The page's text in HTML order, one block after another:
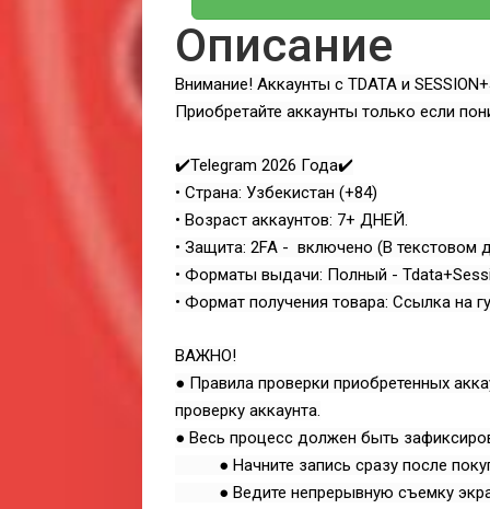
Описание
Внимание! Аккаунты с TDATA и
Приобретайте аккаунты только если
✔️Telegram 2026 Года✔️
• Страна: Узбекистан (+84)
• Возраст аккаунтов: 7+ ДНЕЙ.
• Защита: 2FA - включено (В текстовом
• Форматы выдачи: Полный -
• Формат получения товара: Ссылка на
ВАЖНО!
● Правила проверки приобретенных
проверку аккаунта.
● Весь процесс должен быть
● Начните запись сразу после
● Ведите непрерывную съемку